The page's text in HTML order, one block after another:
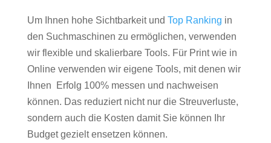
Um Ihnen hohe Sichtbarkeit und Top Ranking in
den Suchmaschinen zu ermöglichen, verwenden
wir flexible und skalierbare Tools. Für Print wie in
Online verwenden wir eigene Tools, mit denen wir
Ihnen Erfolg 100% messen und nachweisen
können. Das reduziert nicht nur die Streuverluste,
sondern auch die Kosten damit Sie können Ihr
Budget gezielt ensetzen können.